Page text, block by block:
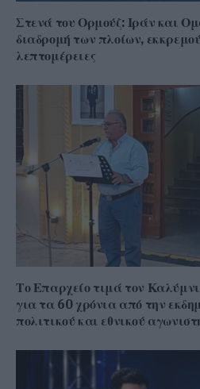
Στενά του Ορμούζ: Ιράν και
διαδρομή των πλοίων,
λεπτομέρειες
Το Επαρχείο τιμά τον
για τα 60 χρόνια από την
πολιτικού και εθνικού